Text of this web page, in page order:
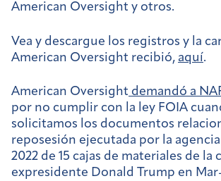
American Oversight y otros.
Vea y descargue los registros y la
American Oversight recibió, aquí.
American Oversight demandó a
por no cumplir con la ley FOIA
solicitamos los documentos
reposesión ejecutada por la
2022 de 15 cajas de materiales de la
expresidente Donald Trump en